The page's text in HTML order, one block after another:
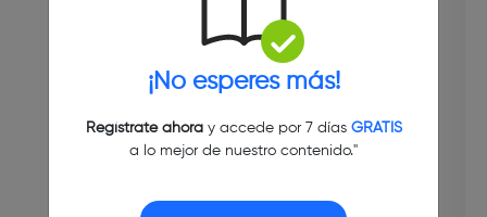
¡No esperes más!
Regístrate ahoray accede por 7 días GRATIS
a lo mejor de nuestro contenido."